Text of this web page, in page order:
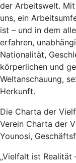
der Arbeitswelt.
uns, ein
ist – und in dem
erfahren,
Nationalität,
körperlichen und
Weltanschauung,
Herkunft.
Die Charta der
Verein Charta der
Younosi,
„Vielfalt ist